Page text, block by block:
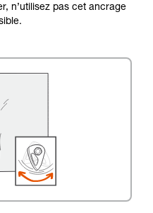
n’utilisez pas cet ancrage